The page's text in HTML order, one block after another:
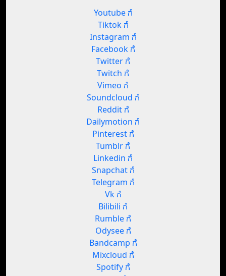
Youtube ಗೆ
Tiktok ಗೆ
Instagram ಗೆ
Facebook ಗೆ
Twitter ಗೆ
Twitch ಗೆ
Vimeo ಗೆ
Soundcloud ಗೆ
Reddit ಗೆ
Dailymotion ಗೆ
Pinterest ಗೆ
Tumblr ಗೆ
Linkedin ಗೆ
Snapchat ಗೆ
Telegram ಗೆ
Vk ಗೆ
Bilibili ಗೆ
Rumble ಗೆ
Odysee ಗೆ
Bandcamp ಗೆ
Mixcloud ಗೆ
Spotify ಗೆ